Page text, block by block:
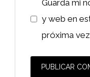
Guarda mi
y web en
próxima